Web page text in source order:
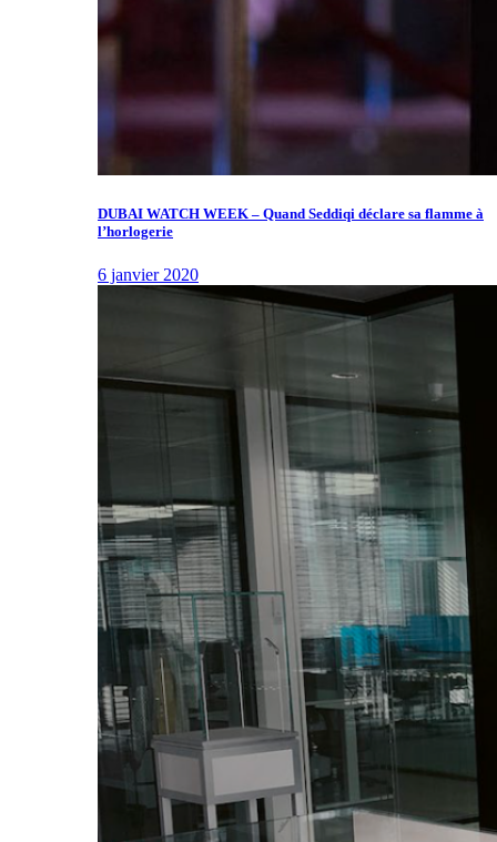
DUBAI WATCH WEEK – Quand Seddiqi déclare sa flamme à
l’horlogerie
6 janvier 2020